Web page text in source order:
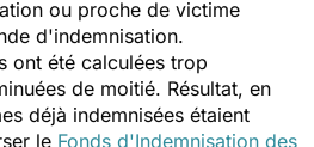
ou proche de victime
d'indemnisation.
ont été calculées trop
de moitié. Résultat, en
déjà indemnisées étaient
le Fonds d'Indemnisation des